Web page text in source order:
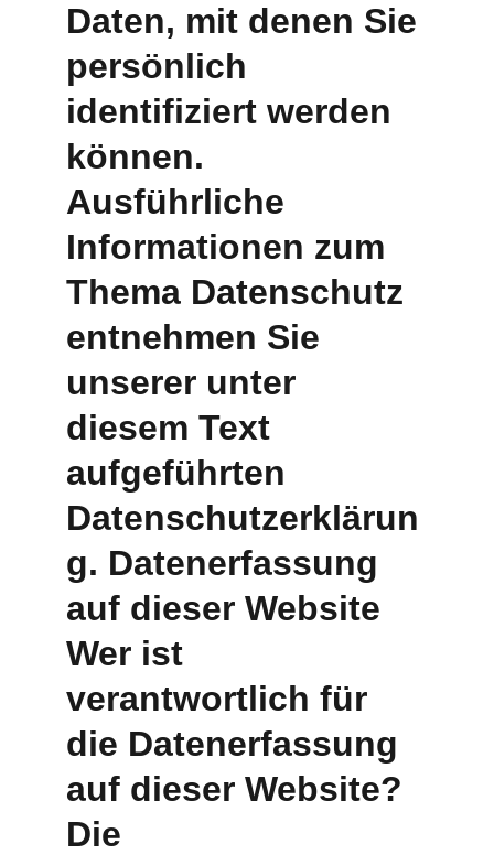
Daten, mit denen Sie
persönlich
identifiziert werden
können.
Ausführliche
Informationen zum
Thema Datenschutz
entnehmen Sie
unserer unter
diesem Text
aufgeführten
Datenschutzerklärun
g. Datenerfassung
auf dieser Website
Wer ist
verantwortlich für
die Datenerfassung
auf dieser Website?
Die